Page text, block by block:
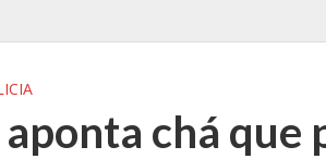
chá que